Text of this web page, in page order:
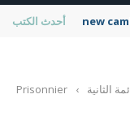
أحدث الكتب new
الثانية ›
Prisonnier